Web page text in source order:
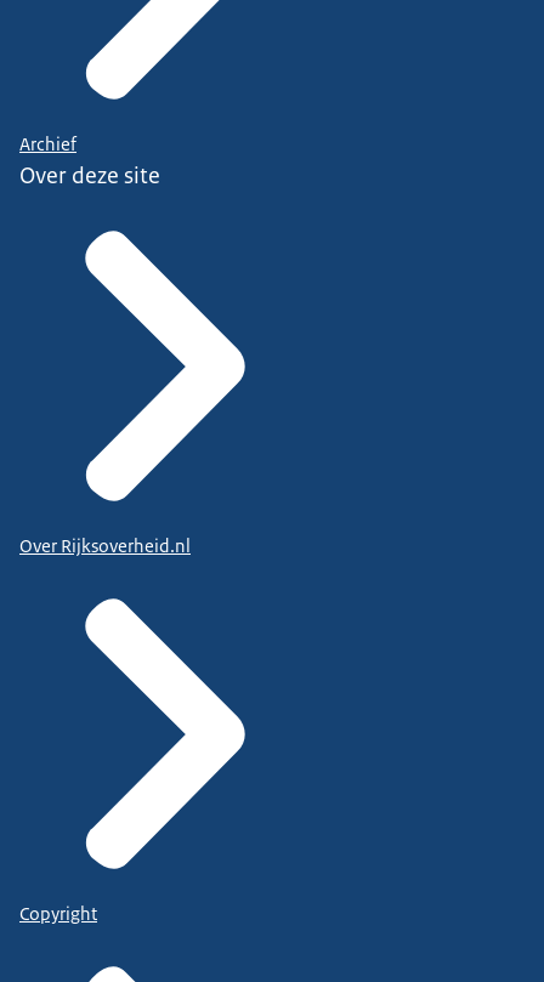
Archief
Over deze site
Over Rijksoverheid.nl
Copyright